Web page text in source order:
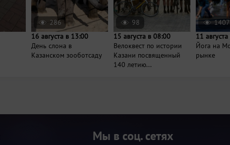
286
16 августа в 13:00
День слона в
Казанском зооботсаду
98
15 августа в 08:00
Велоквест по истории
Казани посвященный
140 летию...
1407
11
Йога на
рынке
Мы в соц. сетях